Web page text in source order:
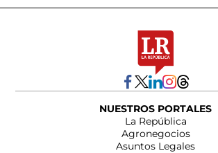
NUESTROS PORTALES
La República
Agronegocios
Asuntos Legales